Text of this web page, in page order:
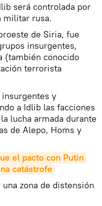
será controlada por
militar rusa.
de Siria, fue
insurgentes,
(también conocido
terrorista
insurgentes y
a Idlib las facciones
lucha armada durante
de Alepo, Homs y
el pacto con Putin
catástrofe
zona de distensión